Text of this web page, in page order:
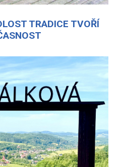
TRADICE TVOŘÍ